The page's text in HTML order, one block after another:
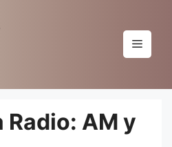
Menu
Radio: AM y